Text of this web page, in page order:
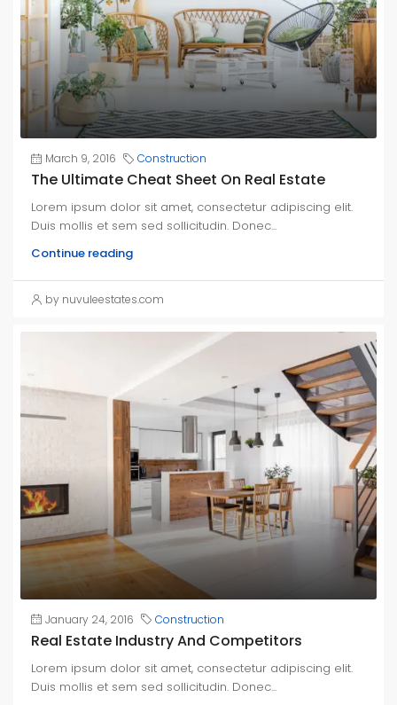
March 9, 2016 Construction
The Ultimate Cheat Sheet On Real Estate
Lorem ipsum dolor sit amet, consectetur adipiscing elit.
Duis mollis et sem sed sollicitudin. Donec...
Continue reading
by nuvuleestates.com
January 24, 2016 Construction
Real Estate Industry And Competitors
Lorem ipsum dolor sit amet, consectetur adipiscing elit.
Duis mollis et sem sed sollicitudin. Donec...